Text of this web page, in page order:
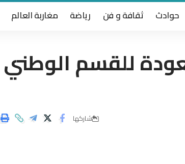
حوادث ثقافة و فن رياضة مغاربة العالم
للقسم الوطني
شاركها